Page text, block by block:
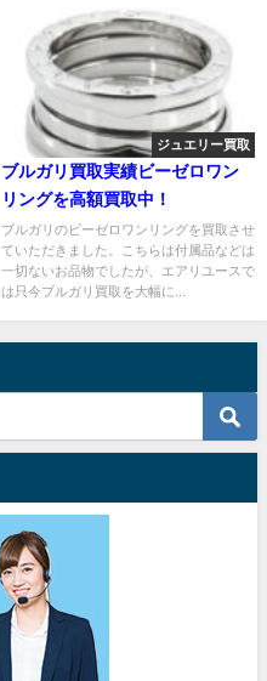
ジュエリー買取
ブルガリ買取実績ビーゼロワン
リングを高額買取中！
ブルガリのビーゼロワンリングを買取させ
ていただきました。こちらは付属品などは
一切ないお品物でしたが、エアリユースで
は只今ブルガリ買取を大幅に...